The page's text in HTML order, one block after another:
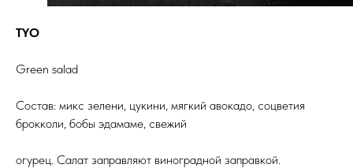
TYO
Green salad
Состав: микс зелени, цукини, мягкий авокадо, соцветия
брокколи, бобы эдамаме, свежий
огурец. Салат заправляют виноградной заправкой.